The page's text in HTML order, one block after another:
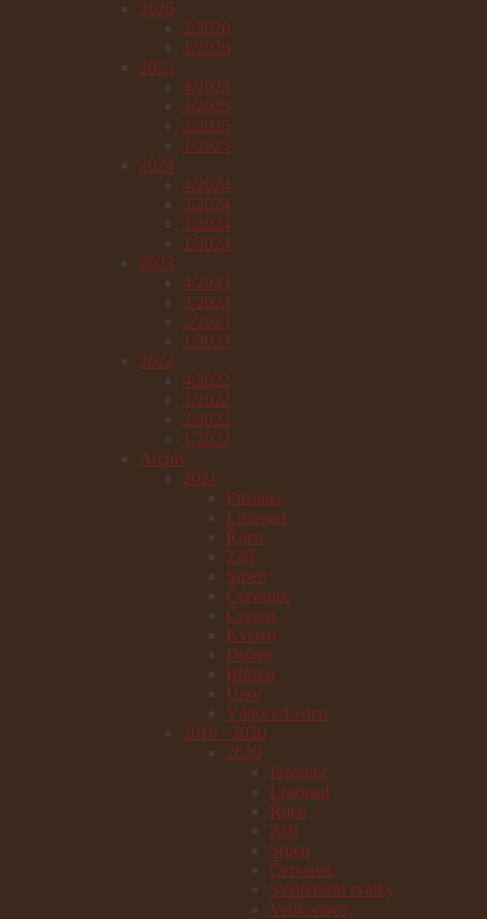
2026
2/2026
1/2026
2025
4/2025
3/2025
2/2025
1/2025
2024
4/2024
3/2024
2/2024
1/2024
2023
4/2023
3/2023
2/2023
1/2023
2022
4/2022
3/2022
2/2022
1/2022
Archiv
2021
Prosinec
Listopad
Říjen
Září
Srpen
Červenec
Červen
Květen
Duben
Březen
Únor
Vánoce/Leden
2016 - 2020
2020
Prosinec
Listopad
Říjen
Září
Srpen
Červenec
Svatodušní svátky
Velikonoce